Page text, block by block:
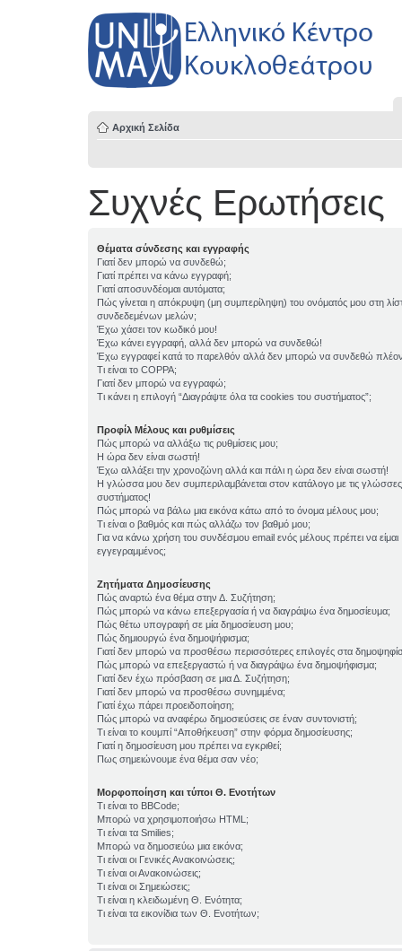
Αρχική Σελίδα
Συχνές Ερωτήσεις
Θέματα σύνδεσης και εγγραφής
Γιατί δεν μπορώ να συνδεθώ;
Γιατί πρέπει να κάνω εγγραφή;
Γιατί αποσυνδέομαι αυτόματα;
Πώς γίνεται η απόκρυψη (μη συμπερίληψη) του ονόματός μου στη
συνδεδεμένων μελών;
Έχω χάσει τον κωδικό μου!
Έχω κάνει εγγραφή, αλλά δεν μπορώ να συνδεθώ!
Έχω εγγραφεί κατά το παρελθόν αλλά δεν μπορώ να συνδεθώ
Τι είναι το COPPA;
Γιατί δεν μπορώ να εγγραφώ;
Τι κάνει η επιλογή “Διαγράψτε όλα τα cookies του συστήματος”;
Προφίλ Μέλους και ρυθμίσεις
Πώς μπορώ να αλλάξω τις ρυθμίσεις μου;
Η ώρα δεν είναι σωστή!
Έχω αλλάξει την χρονοζώνη αλλά και πάλι η ώρα δεν είναι σωστή!
Η γλώσσα μου δεν συμπεριλαμβάνεται στον κατάλογο με τις
συστήματος!
Πώς μπορώ να βάλω μια εικόνα κάτω από το όνομα μέλους μου;
Τι είναι ο βαθμός και πώς αλλάζω τον βαθμό μου;
Για να κάνω χρήση του συνδέσμου email ενός μέλους πρέπει να είμαι
εγγεγραμμένος;
Ζητήματα Δημοσίευσης
Πώς αναρτώ ένα θέμα στην Δ. Συζήτηση;
Πώς μπορώ να κάνω επεξεργασία ή να διαγράψω ένα δημοσίευμα;
Πώς θέτω υπογραφή σε μία δημοσίευση μου;
Πώς δημιουργώ ένα δημοψήφισμα;
Γιατί δεν μπορώ να προσθέσω περισσότερες επιλογές στα
Πώς μπορώ να επεξεργαστώ ή να διαγράψω ένα δημοψήφισμα;
Γιατί δεν έχω πρόσβαση σε μια Δ. Συζήτηση;
Γιατί δεν μπορώ να προσθέσω συνημμένα;
Γιατί έχω πάρει προειδοποίηση;
Πώς μπορώ να αναφέρω δημοσιεύσεις σε έναν συντονιστή;
Τι είναι το κουμπί “Αποθήκευση” στην φόρμα δημοσίευσης;
Γιατί η δημοσίευση μου πρέπει να εγκριθεί;
Πως σημειώνουμε ένα θέμα σαν νέο;
Μορφοποίηση και τύποι Θ. Ενοτήτων
Τι είναι το BBCode;
Μπορώ να χρησιμοποιήσω HTML;
Τι είναι τα Smilies;
Μπορώ να δημοσιεύω μια εικόνα;
Τι είναι οι Γενικές Ανακοινώσεις;
Τι είναι οι Ανακοινώσεις;
Τι είναι οι Σημειώσεις;
Τι είναι η κλειδωμένη Θ. Ενότητα;
Τι είναι τα εικονίδια των Θ. Ενοτήτων;